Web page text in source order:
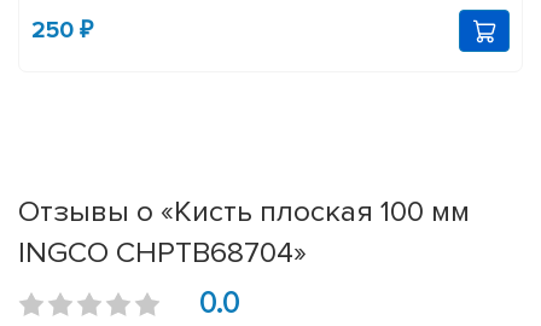
250 ₽
Отзывы о «Кисть плоская 100 мм
INGCO CHPTB68704»
0.0